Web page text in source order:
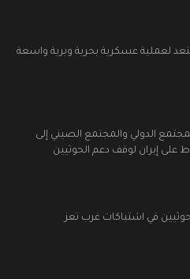
لعملية عسكرية بحرية وبرية واسعة
الدولي والمجتمع الصيني إلى
على إيران لوقف دعم الحوثيين